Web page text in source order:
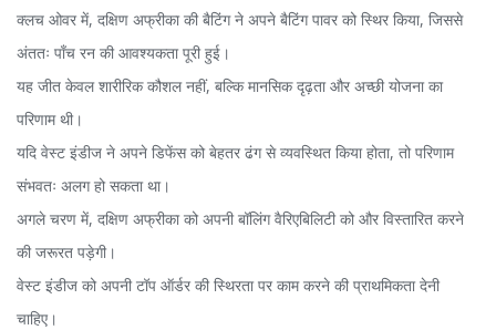
क्लच ओवर में, दक्षिण अफ्रीका की बैटिंग ने अपने बैटिंग पावर को स्थिर किया, जिससे
अंततः पाँच रन की आवश्यकता पूरी हुई।
यह जीत केवल शारीरिक कौशल नहीं, बल्कि मानसिक दृढ़ता और अच्छी योजना का
परिणाम थी।
यदि वेस्ट इंडीज ने अपने डिफेंस को बेहतर ढंग से व्यवस्थित किया होता, तो परिणाम
संभवतः अलग हो सकता था।
अगले चरण में, दक्षिण अफ्रीका को अपनी बॉलिंग वैरिएबिलिटी को और विस्तारित करने
की जरूरत पड़ेगी।
वेस्ट इंडीज को अपनी टॉप ऑर्डर की स्थिरता पर काम करने की प्राथमिकता देनी
चाहिए।